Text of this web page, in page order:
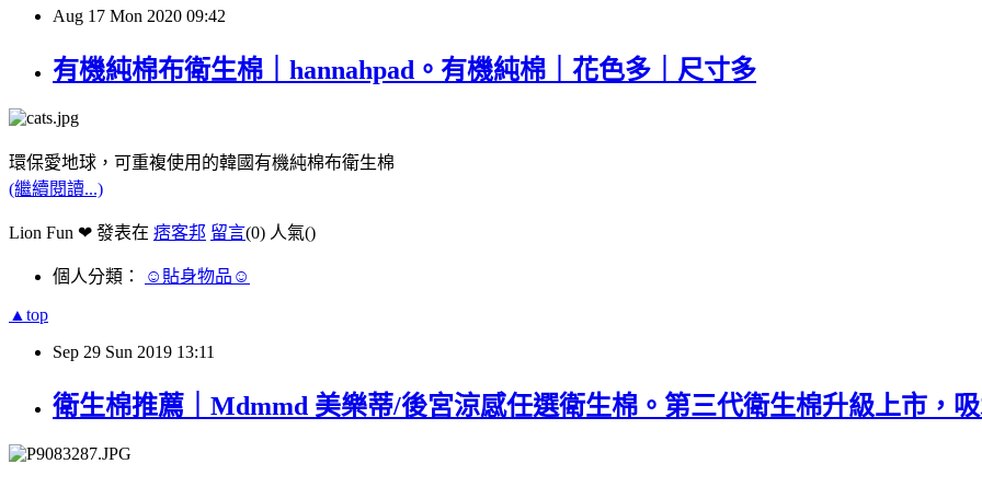
Aug 17 Mon 2020 09:42
有機純棉布衛生棉｜hannahpad。有機純棉｜花色多｜尺寸多
環保愛地球，可重複使用的韓國有機純棉布衛生棉
(繼續閱讀...)
Lion Fun ❤ 發表在 痞客邦 留言(0) 人氣()
個人分類： ☺貼身物品☺
▲top
Sep 29 Sun 2019 13:11
衛生棉推薦｜Mdmmd 美樂蒂/後宮涼感任選衛生棉。第三代衛生棉升級上市，